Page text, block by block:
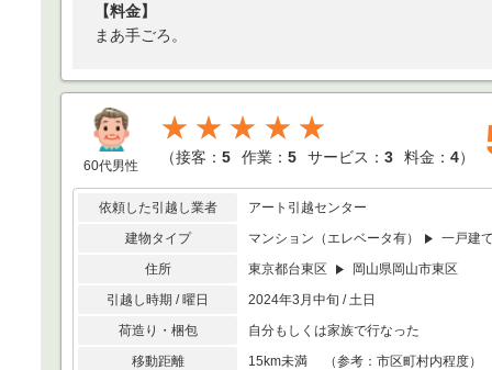
【料金】
まあ手ごろ。
60代男性
★★★★★
（接客： 5 作業： 5 サービス： 3 料金： 4）
依頼した引越し業者
アート引越センター
建物タイプ
マンション（エレベータ有）
一戸建
住所
東京都台東区
岡山県岡山市東区
引越し時期 / 曜日
2024年3月中旬 / 土日
荷造り・梱包
自分もしくは家族で行なった
移動距離
15km未満 （参考：市区町村内程度）